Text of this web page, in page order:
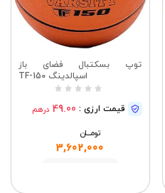
توپ بسکتبال فضای باز
اسپالدینگ TF-150
قیمت ارزی : 49.00 درهم
تومــــــان
3,602,000